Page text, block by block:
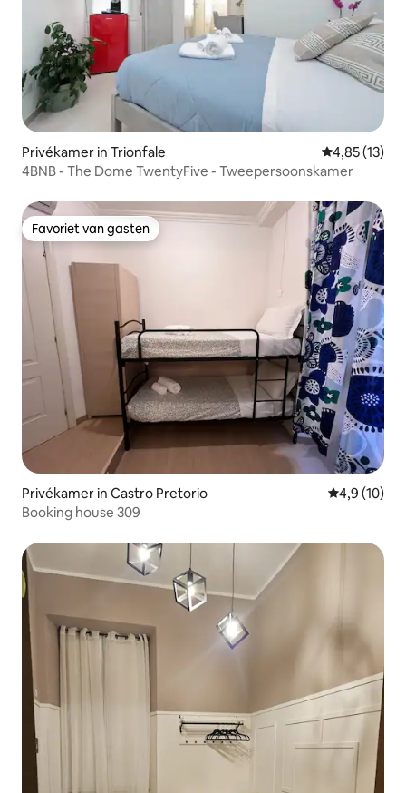
Privékamer in Trionfale Gemiddelde
4,85 (13)
4BNB - The Dome TwentyFive - Tweepersoonskamer
Favoriet van gasten
Favoriet van gasten
Privékamer in Castro Pretorio
4,9 (10)
Booking house 309